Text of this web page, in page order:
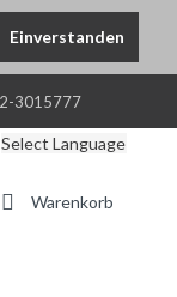
Einverstanden
3015777
Select Language
Warenkorb